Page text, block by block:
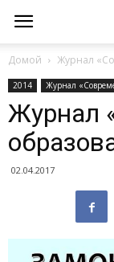
Домой Журнал
2014 Журнал
Журнал
02.04.2017